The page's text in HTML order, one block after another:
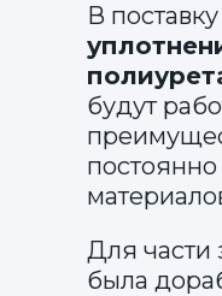
В
будут
Для части
была